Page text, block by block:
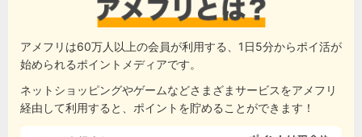
アメフリは60万人以上の会員が利用する、1日5分からポイ活が
始められるポイントメディアです。
ネットショッピングやゲームなどさまざまサービスをアメフリ
経由して利用すると、ポイントを貯めることができます！